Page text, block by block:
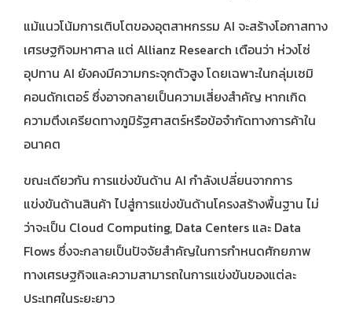
แม้แนวโน้มการเติบโตของอุตสาหกรรม AI จะสร้างโอกาสทาง
เศรษฐกิจมหาศาล แต่ Allianz Research เตือนว่า ห่วงโซ่
อุปทาน AI ยังคงมีความกระจุกตัวสูง โดยเฉพาะในกลุ่มเซมิ
คอนดักเตอร์ ซึ่งอาจกลายเป็นความเสี่ยงสำคัญ หากเกิด
ความตึงเครียดทางภูมิรัฐศาสตร์หรือข้อจำกัดทางการค้าใน
อนาคต
ขณะเดียวกัน การแข่งขันด้าน AI กำลังเปลี่ยนจากการ
แข่งขันด้านสินค้า ไปสู่การแข่งขันด้านโครงสร้างพื้นฐาน ไม่
ว่าจะเป็น Cloud Computing, Data Centers และ Data
Flows ซึ่งจะกลายเป็นปัจจัยสำคัญในการกำหนดศักยภาพ
ทางเศรษฐกิจและความสามารถในการแข่งขันของแต่ละ
ประเทศในระยะยาว